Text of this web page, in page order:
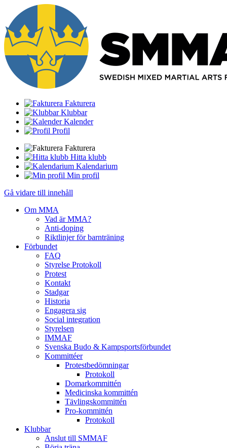
Fakturera
Klubbar
Kalender
Profil
Fakturera
Hitta klubb
Kalendarium
Min profil
Gå vidare till innehåll
Om MMA
Vad är MMA?
Anti-doping
Riktlinjer för barnträning
Förbundet
FAQ
Styrelse Protokoll
Protest
Kontakt
Stadgar
Historia
Engagera sig
Social integration
Styrelsen
IMMAF
Svenska Budo & Kampsportsförbundet
Kommittéer
Protestbedömningar
Protokoll
Domarkommittén
Medicinska kommittén
Tävlingskommittén
Pro-kommittén
Protokoll
Klubbar
Anslut till SMMAF